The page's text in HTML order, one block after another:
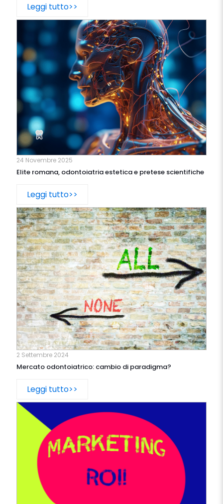
Leggi tutto>>
24 Novembre 2025
Elite romana, odontoiatria estetica e pretese scientifiche
Leggi tutto>>
2 Settembre 2024
Mercato odontoiatrico: cambio di paradigma?
Leggi tutto>>